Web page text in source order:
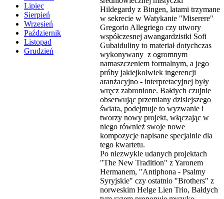
Lipiec
Sierpień
Wrzesień
Październik
Listopad
Grudzień
Hildegardy z Bingen, latami trzymane
w sekrecie w Watykanie "Miserere"
Gregorio Allegriego czy utwory
współczesnej awangardzistki Sofi
Gubaiduliny to materiał dotychczas
wykonywany z ogromnym
namaszczeniem formalnym, a jego
próby jakiejkolwiek ingerencji
aranżacyjno - interpretacyjnej były
wręcz zabronione. Bałdych czujnie
obserwując przemiany dzisiejszego
świata, podejmuje to wyzwanie i
tworzy nowy projekt, włączając w
niego również swoje nowe
kompozycje napisane specjalnie dla
tego kwartetu.
Po niezwykle udanych projektach
"The New Tradition" z Yaronem
Hermanem, "Antiphona - Psalmy
Syryjskie" czy ostatnio "Brothers" z
norweskim Helge Lien Trio, Bałdych